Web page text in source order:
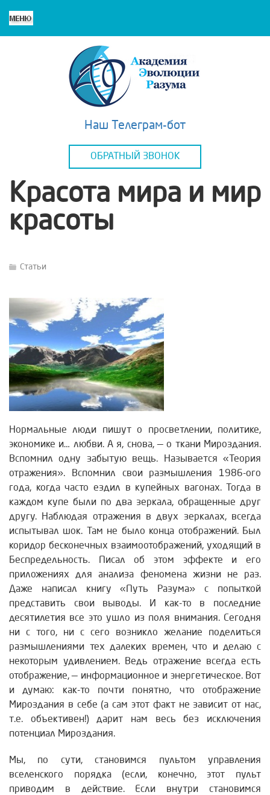
Наш Телеграм-бот
ОБРАТНЫЙ ЗВОНОК
Красота мира и мир
красоты
Статьи
Нормальные люди пишут о просветлении, политике,
экономике и… любви. А я, снова, — о ткани Мироздания.
Вспомнил одну забытую вещь. Называется «Теория
отражения». Вспомнил свои размышления 1986-ого
года, когда часто ездил в купейных вагонах. Тогда в
каждом купе были по два зеркала, обращенные друг
другу. Наблюдая отражения в двух зеркалах, всегда
испытывал шок.
Там не было конца отображений. Был
коридор бесконечных взаимоотображений, уходящий в
Беспредельность. Писал об этом эффекте и его
приложениях для анализа феномена жизни не раз.
Даже написал книгу «Путь Разума» с попыткой
представить свои выводы. И как-то в последние
десятилетия все это ушло из поля внимания. Сегодня
ни с того, ни с сего возникло желание поделиться
размышлениями тех далеких времен, что и делаю с
некоторым удивлением. Ведь отражение всегда есть
отображение, — информационное и энергетическое. Вот
и думаю: как-то почти понятно, что отображение
Мироздания в себе (а сам этот факт не зависит от нас,
т.е. объективен!) дарит нам весь без исключения
потенциал Мироздания.
Мы, по сути, становимся пультом управления
вселенского порядка (если, конечно, этот пульт
приводим в действие. Если внутри становимся